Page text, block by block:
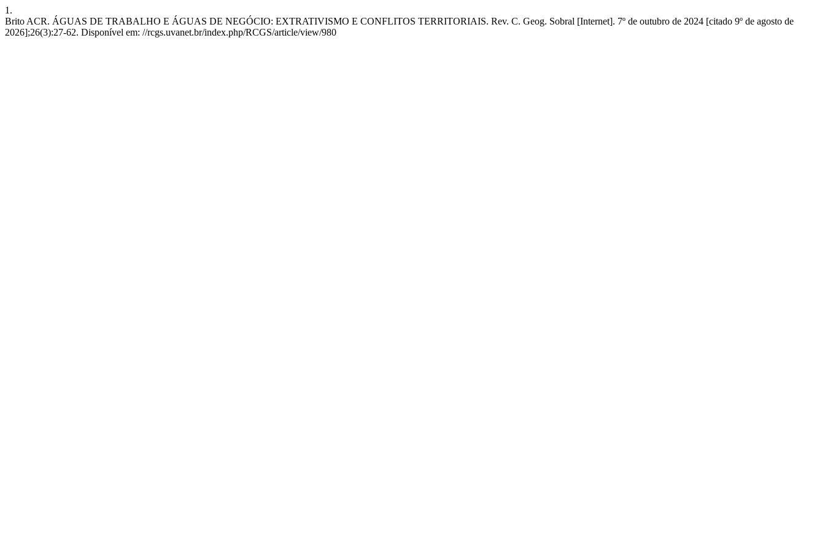
1.
Brito ACR. ÁGUAS DE TRABALHO E ÁGUAS DE NEGÓCIO: EXTRATIVISMO E CONFLITOS TERRITORIAIS. Rev. C. Geog. Sobral [Internet]. 7º de outubro de 2024 [citado 9º de agosto de
2026];26(3):27-62. Disponível em: //rcgs.uvanet.br/index.php/RCGS/article/view/980